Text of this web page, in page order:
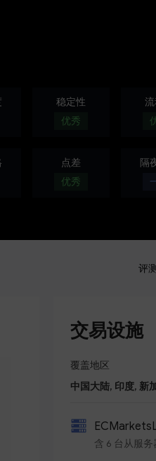
稳定性
优秀
点差
优秀
隔
评
交易设施
覆盖地区
中国大陆, 印度, 新
含 6 台从服务